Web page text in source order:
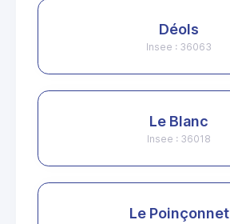
Déols
Insee : 36063
Le Blanc
Insee : 36018
Le Poinçonnet